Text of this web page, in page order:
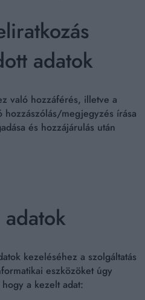
adatok
való hozzáférés, illetve a
megjegyzés írása
és hozzájárulás után
kezeléséhez a szolgáltatás
eszközöket úgy
a kezelt adat: